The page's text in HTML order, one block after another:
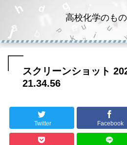
高校化学のも
スクリーンショット
21.34.56
Twitter Facebook